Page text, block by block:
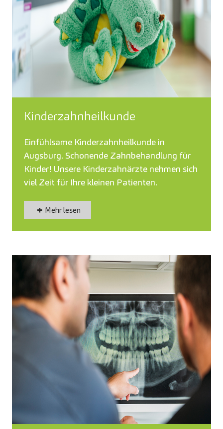
Kinderzahnheilkunde
Einfühlsame Kinderzahnheilkunde in
Augsburg. Schonende Zahnbehandlung für
Kinder! Unsere Kinderzahnärzte nehmen sich
viel Zeit für Ihre kleinen Patienten.
Mehr lesen